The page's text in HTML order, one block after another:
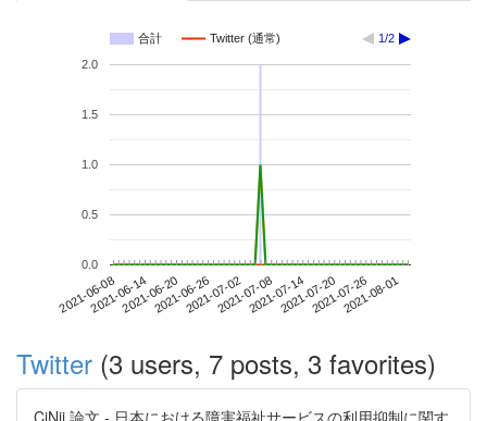
合計 Twitter (通常) 1/2
2021-06-082021-06-142021-06-202021-06-262021-07-022021-07-082021-07-142021-07-202021-07-262021-08-01
0.0
0.5
1.0
1.5
2.0
Twitter (3 users, 7 posts, 3 favorites)
CiNii 論文 - 日本における障害福祉サービスの利用抑制に関す